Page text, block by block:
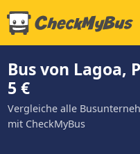
Bus von Lagoa,
5 €
Vergleiche alle
mit CheckMyBus